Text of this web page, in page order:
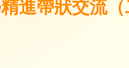
進帶狀交流